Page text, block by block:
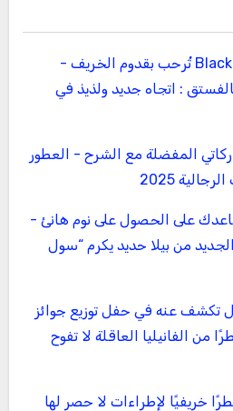
عطور التوت الأسود Blackberry تُرحب بقدوم الخريف -
: اتجاه جديد ولذيذ في
المفضلة مع الشرح - العطور
على الحصول على نوم هانئ -
الجديد من بيلا حديد يكرم “سول
تكشف عنه في حفل توزيع جوائز
من الفانيليا العاقلة لا تفوح